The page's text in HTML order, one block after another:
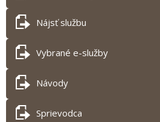
Nájsť službu
Vybrané e-služby
Návody
Sprievodca